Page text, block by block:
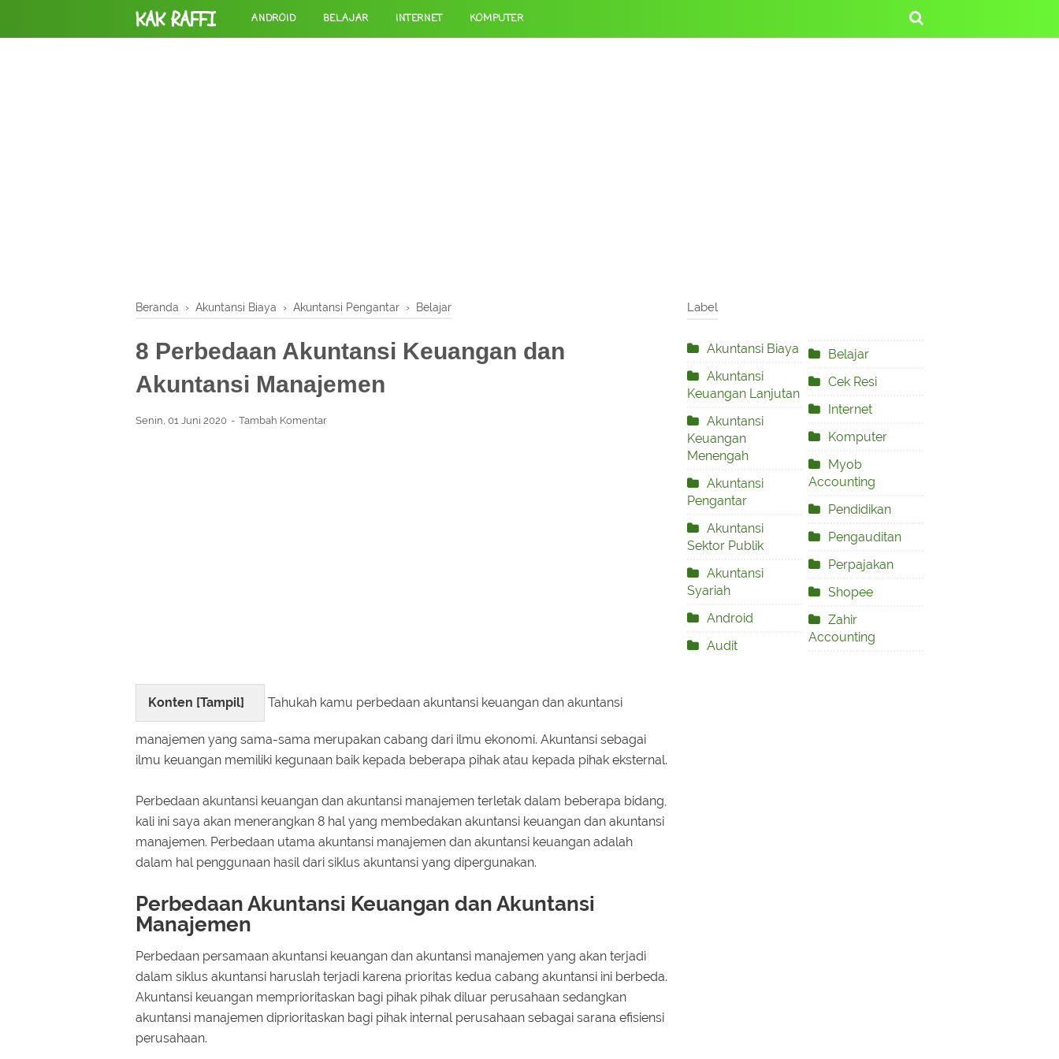
KAK RAFFI ANDROID BELAJAR INTERNET KOMPUTER
Beranda › Akuntansi Biaya › Akuntansi Pengantar › Belajar
8 Perbedaan Akuntansi Keuangan dan
Akuntansi Manajemen
Senin, 01 Juni 2020 Tambah Komentar
Konten [Tampil] Tahukah kamu perbedaan akuntansi keuangan dan akuntansi
manajemen yang sama-sama merupakan cabang dari ilmu ekonomi. Akuntansi sebagai
ilmu keuangan memiliki kegunaan baik kepada beberapa pihak atau kepada pihak eksternal.
Perbedaan akuntansi keuangan dan akuntansi manajemen terletak dalam beberapa bidang,
kali ini saya akan menerangkan 8 hal yang membedakan akuntansi keuangan dan akuntansi
manajemen. Perbedaan utama akuntansi manajemen dan akuntansi keuangan adalah
dalam hal penggunaan hasil dari siklus akuntansi yang dipergunakan.
Perbedaan Akuntansi Keuangan dan Akuntansi
Manajemen
Perbedaan persamaan akuntansi keuangan dan akuntansi manajemen yang akan terjadi
dalam siklus akuntansi haruslah terjadi karena prioritas kedua cabang akuntansi ini berbeda.
Akuntansi keuangan memprioritaskan bagi pihak pihak diluar perusahaan sedangkan
akuntansi manajemen diprioritaskan bagi pihak internal perusahaan sebagai sarana efisiensi
perusahaan.
Label
Akuntansi Biaya
Akuntansi
Keuangan Lanjutan
Akuntansi
Keuangan
Menengah
Akuntansi
Pengantar
Akuntansi
Sektor Publik
Akuntansi
Syariah
Android
Audit
Belajar
Cek Resi
Internet
Komputer
Myob
Accounting
Pendidikan
Pengauditan
Perpajakan
Shopee
Zahir
Accounting